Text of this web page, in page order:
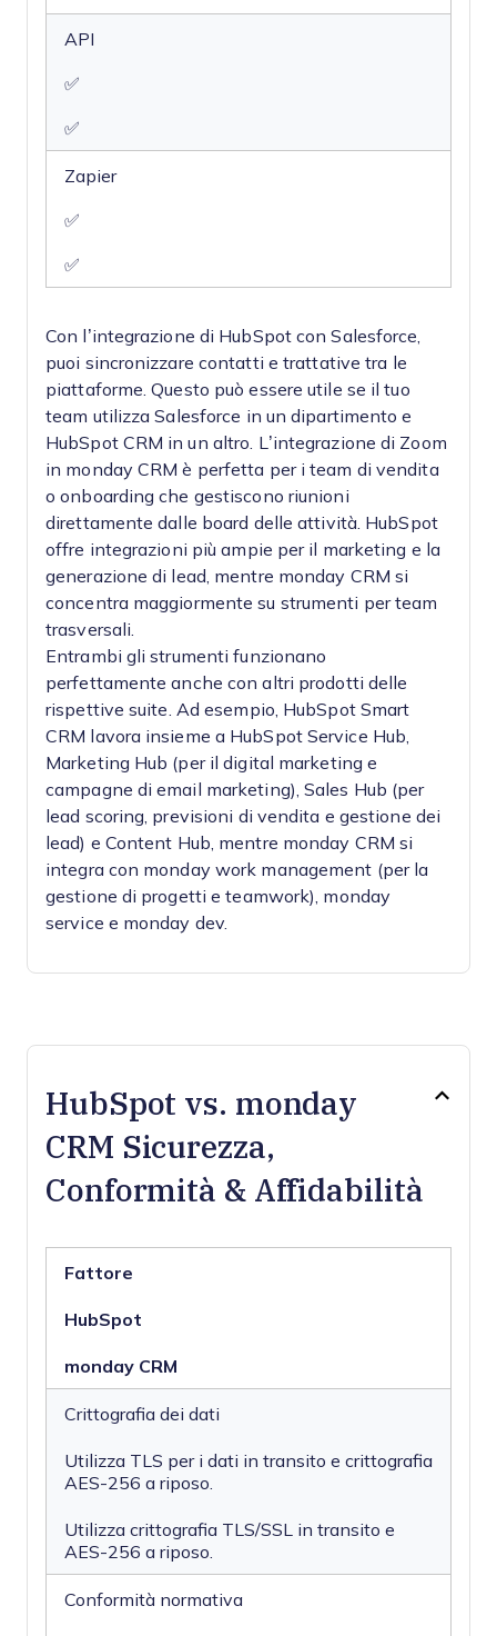
API
✅
✅
Zapier
✅
✅
Con l’integrazione di HubSpot con Salesforce,
puoi sincronizzare contatti e trattative tra le
piattaforme. Questo può essere utile se il tuo
team utilizza Salesforce in un dipartimento e
HubSpot CRM in un altro. L’integrazione di Zoom
in monday CRM è perfetta per i team di vendita
o onboarding che gestiscono riunioni
direttamente dalle board delle attività. HubSpot
offre integrazioni più ampie per il marketing e la
generazione di lead, mentre monday CRM si
concentra maggiormente su strumenti per team
trasversali.
Entrambi gli strumenti funzionano
perfettamente anche con altri prodotti delle
rispettive suite. Ad esempio, HubSpot Smart
CRM lavora insieme a HubSpot Service Hub,
Marketing Hub (per il digital marketing e
campagne di email marketing), Sales Hub (per
lead scoring, previsioni di vendita e gestione dei
lead) e Content Hub, mentre monday CRM si
integra con monday work management (per la
gestione di progetti e teamwork), monday
service e monday dev.
HubSpot vs. monday
CRM Sicurezza,
Conformità & Affidabilità
Fattore
HubSpot
monday CRM
Crittografia dei dati
Utilizza TLS per i dati in transito e crittografia
AES-256 a riposo.
Utilizza crittografia TLS/SSL in transito e
AES-256 a riposo.
Conformità normativa